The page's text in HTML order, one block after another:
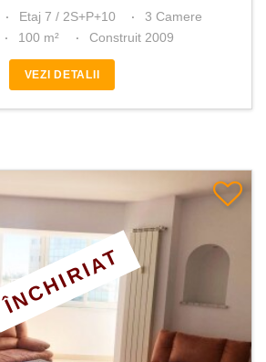
Etaj 7 / 2S+P+10
3 Camere
100 m² Construit 2009
VEZI DETALII
ÎNCHIRIAT